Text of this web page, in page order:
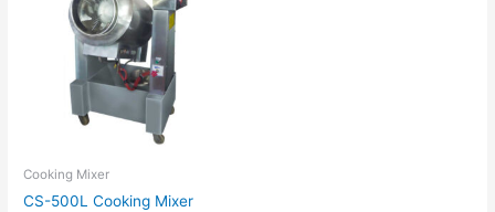
Cooking Mixer
CS-500L Cooking Mixer